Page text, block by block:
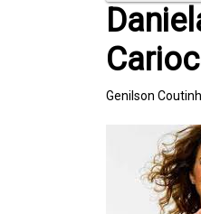
Genilson